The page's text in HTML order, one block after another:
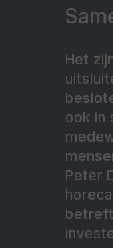
Het
ook in
Peter